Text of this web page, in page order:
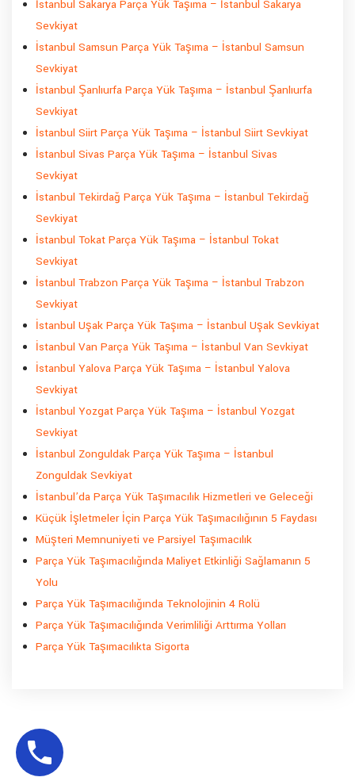
İstanbul Sakarya Parça Yük Taşıma – İstanbul Sakarya
Sevkiyat
İstanbul Samsun Parça Yük Taşıma – İstanbul Samsun
Sevkiyat
İstanbul Şanlıurfa Parça Yük Taşıma – İstanbul Şanlıurfa
Sevkiyat
İstanbul Siirt Parça Yük Taşıma – İstanbul Siirt Sevkiyat
İstanbul Sivas Parça Yük Taşıma – İstanbul Sivas
Sevkiyat
İstanbul Tekirdağ Parça Yük Taşıma – İstanbul Tekirdağ
Sevkiyat
İstanbul Tokat Parça Yük Taşıma – İstanbul Tokat
Sevkiyat
İstanbul Trabzon Parça Yük Taşıma – İstanbul Trabzon
Sevkiyat
İstanbul Uşak Parça Yük Taşıma – İstanbul Uşak Sevkiyat
İstanbul Van Parça Yük Taşıma – İstanbul Van Sevkiyat
İstanbul Yalova Parça Yük Taşıma – İstanbul Yalova
Sevkiyat
İstanbul Yozgat Parça Yük Taşıma – İstanbul Yozgat
Sevkiyat
İstanbul Zonguldak Parça Yük Taşıma – İstanbul
Zonguldak Sevkiyat
İstanbul’da Parça Yük Taşımacılık Hizmetleri ve Geleceği
Küçük İşletmeler İçin Parça Yük Taşımacılığının 5 Faydası
Müşteri Memnuniyeti ve Parsiyel Taşımacılık
Parça Yük Taşımacılığında Maliyet Etkinliği Sağlamanın 5
Yolu
Parça Yük Taşımacılığında Teknolojinin 4 Rolü
Parça Yük Taşımacılığında Verimliliği Arttırma Yolları
Parça Yük Taşımacılıkta Sigorta